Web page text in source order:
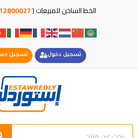
الخط الساخن للمبيعات (
تسجيل دخول تسجيل
Search